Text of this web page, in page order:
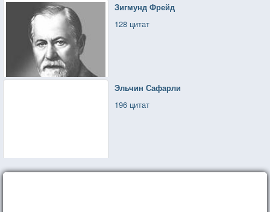
Зигмунд Фрейд
128 цитат
Эльчин Сафарли
196 цитат